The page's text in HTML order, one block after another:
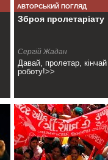
АВТОРСЬКИЙ ПОГЛЯД
Зброя пролетаріату
Сергій Жадан
Давай, пролетар, кінчай
роботу!>>